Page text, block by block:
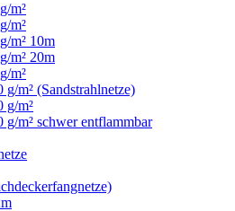
m²
m²
m² 10m
m² 20m
m²
g/m² (Sandstrahlnetze)
g/m²
g/m² schwer entflammbar